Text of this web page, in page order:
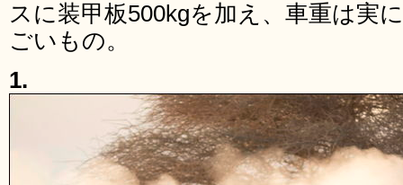
スに装甲板500kgを加え、車重は実
ごいもの。
1.